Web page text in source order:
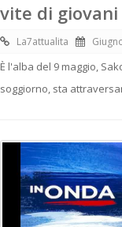
vite di
La7attualita
È l'alba del 9 maggio,
soggiorno, sta